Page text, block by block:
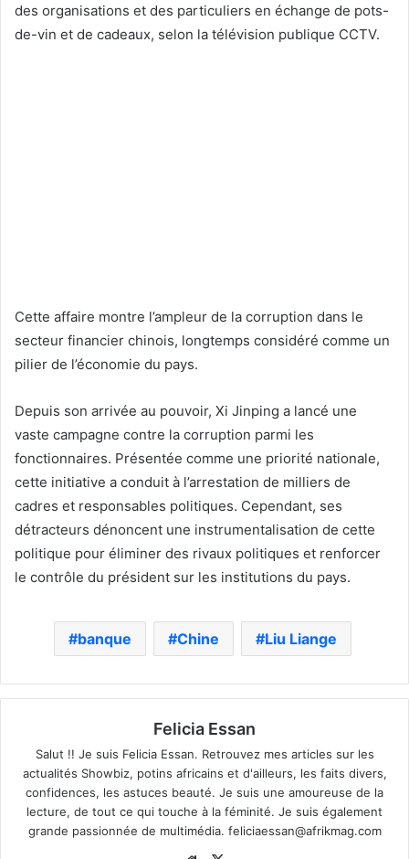
des organisations et des particuliers en échange de pots-
de-vin et de cadeaux, selon la télévision publique CCTV.
Cette affaire montre l’ampleur de la corruption dans le
secteur financier chinois, longtemps considéré comme un
pilier de l’économie du pays.
Depuis son arrivée au pouvoir, Xi Jinping a lancé une
vaste campagne contre la corruption parmi les
fonctionnaires. Présentée comme une priorité nationale,
cette initiative a conduit à l’arrestation de milliers de
cadres et responsables politiques. Cependant, ses
détracteurs dénoncent une instrumentalisation de cette
politique pour éliminer des rivaux politiques et renforcer
le contrôle du président sur les institutions du pays.
banque Chine Liu Liange
Felicia Essan
Salut !! Je suis Felicia Essan. Retrouvez mes articles sur les
actualités Showbiz, potins africains et d'ailleurs, les faits divers,
confidences, les astuces beauté. Je suis une amoureuse de la
lecture, de tout ce qui touche à la féminité. Je suis également
grande passionnée de multimédia. feliciaessan@afrikmag.com